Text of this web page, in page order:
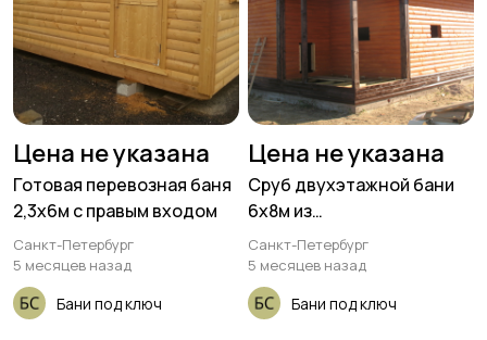
Цена не указана
Готовая перевозная баня
2,3х6м с правым входом
Санкт-Петербург
5 месяцев назад
Бани под ключ
Цена не указана
Сруб двухэтажной бани
6х8м из
профилированного бруса
150х150х6000мм
Санкт-Петербург
5 месяцев назад
Бани под ключ